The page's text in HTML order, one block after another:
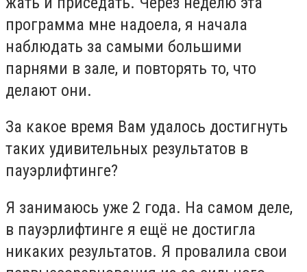
программа мне надоела, я начала
наблюдать за самыми большими
парнями в зале, и повторять то, что
делают они.
За какое время Вам удалось достигнуть
таких удивительных результатов в
пауэрлифтинге?
Я занимаюсь уже 2 года. На самом деле,
в пауэрлифтинге я ещё не достигла
никаких результатов. Я провалила свои